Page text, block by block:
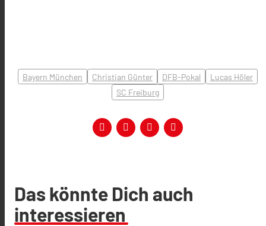
Bayern München Christian Günter DFB-Pokal
Lucas Höler
SC Freiburg
Das könnte Dich auch
interessieren